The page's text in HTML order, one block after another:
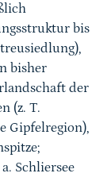
bis
bisher
der
(z. T.
Gipfelregion),
Schliersee